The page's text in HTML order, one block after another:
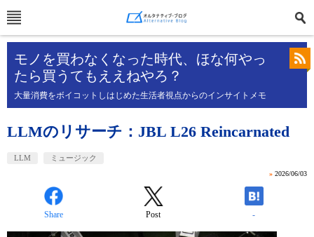
モノを買わなくなった時代、ほな何やっ
たら買うてもええねやろ？
大量消費をボイコットしはじめた生活者視点からのインサイトメモ
LLMのリサーチ：JBL L26 Reincarnated
LLM ミュージック
» 2026/06/03
Share Post -